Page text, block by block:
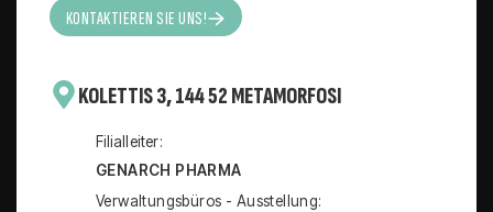
KONTAKTIEREN SIE UNS!
KOLETTIS 3, 144 52 METAMORFOSI
Filialleiter:
GENARCH PHARMA
Verwaltungsbüros - Ausstellung: